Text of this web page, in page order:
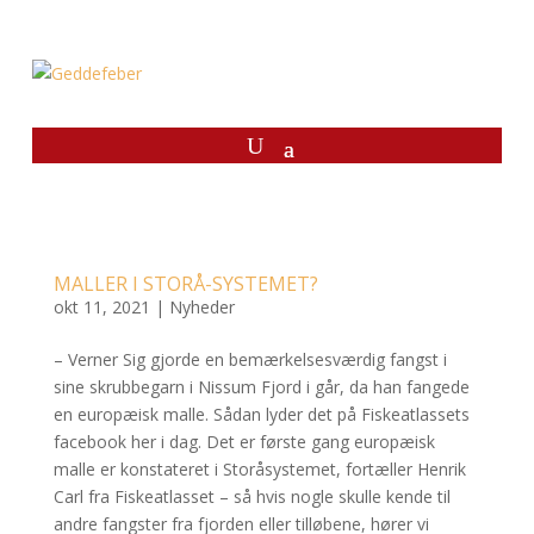
MALLER I STORÅ-SYSTEMET?
okt 11, 2021 | Nyheder
– Verner Sig gjorde en bemærkelsesværdig fangst i
sine skrubbegarn i Nissum Fjord i går, da han fangede
en europæisk malle. Sådan lyder det på Fiskeatlassets
facebook her i dag. Det er første gang europæisk
malle er konstateret i Storåsystemet, fortæller Henrik
Carl fra Fiskeatlasset – så hvis nogle skulle kende til
andre fangster fra fjorden eller tilløbene, hører vi